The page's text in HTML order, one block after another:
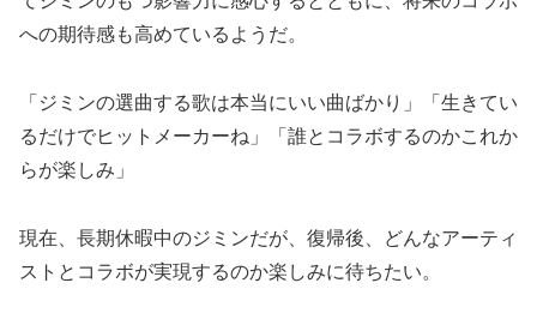
への期待感も高めているようだ。
「ジミンの選曲する歌は本当にいい曲ばかり」「生きてい
るだけでヒットメーカーね」「誰とコラボするのかこれか
らが楽しみ」
現在、長期休暇中のジミンだが、復帰後、どんなアーティ
ストとコラボが実現するのか楽しみに待ちたい。